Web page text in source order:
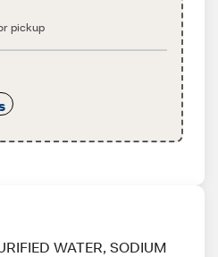
pickup
WATER, SODIUM